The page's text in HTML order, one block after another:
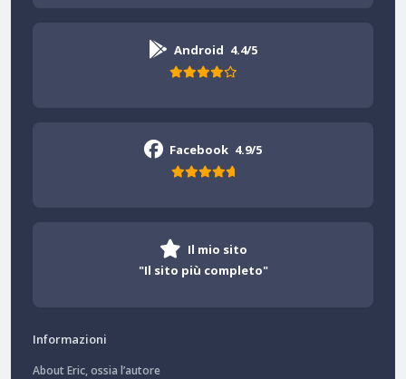
Android 4.4/5
Facebook 4.9/5
Il mio sito
"Il sito più completo"
Informazioni
About Eric, ossia l’autore